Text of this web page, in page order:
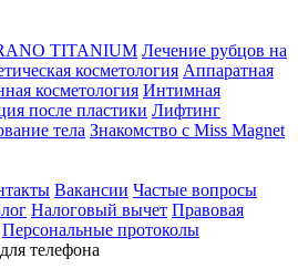
TITANIUM Лечение рубцов на
косметология Аппаратная
косметология Интимная
после пластики Лифтинг
тела Знакомство с Miss Magnet
Вакансии Частые вопросы
Налоговый вычет Правовая
Персональные протоколы
телефона